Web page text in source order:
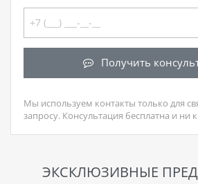
Получить
Мы используем контакты только для
запросу. Консультация бесплатна и ни
ЭКСКЛЮЗИВНЫЕ